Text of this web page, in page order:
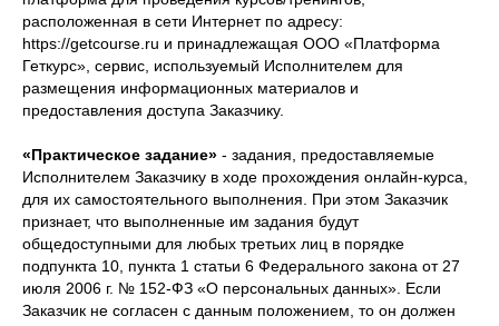
расположенная в сети Интернет по адресу:
https://getcourse.ru и принадлежащая ООО «Платформа
Геткурс», сервис, используемый Исполнителем для
размещения информационных материалов и
предоставления доступа Заказчику.
«Практическое задание» - задания, предоставляемые
Исполнителем Заказчику в ходе прохождения онлайн-курса,
для их самостоятельного выполнения. При этом Заказчик
признает, что выполненные им задания будут
общедоступными для любых третьих лиц в порядке
подпункта 10, пункта 1 статьи 6 Федерального закона от 27
июля 2006 г. № 152-ФЗ «О персональных данных». Если
Заказчик не согласен с данным положением, то он должен